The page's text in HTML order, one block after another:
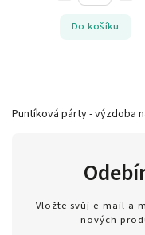
Do košíku
Puntíková párty - výzdoba
Vložte svůj e-mail a
nových